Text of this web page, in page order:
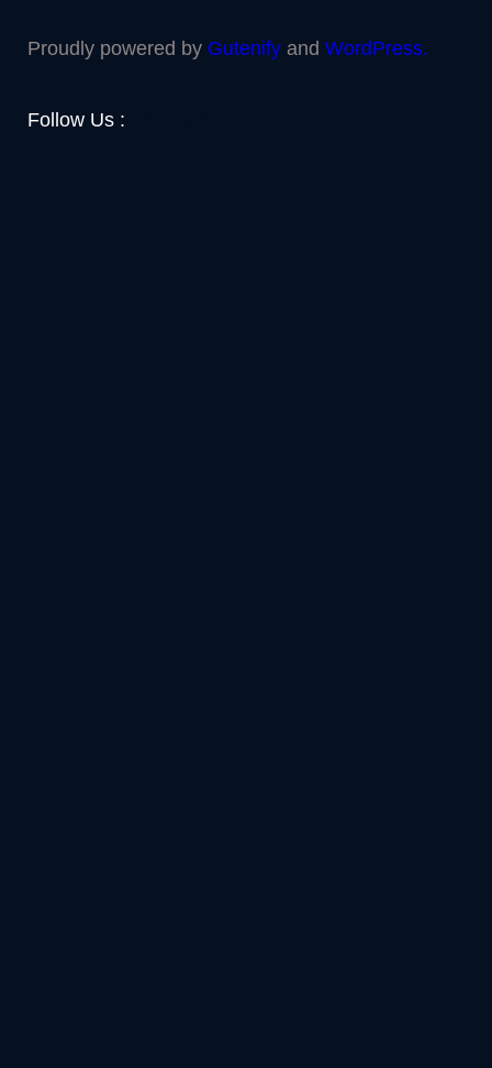
Proudly powered by Gutenify and WordPress.
Follow Us :